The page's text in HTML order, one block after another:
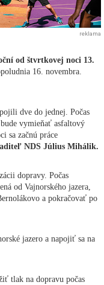
reklama
od štvrtkovej noci 13.
16. novembra.
dve do jednej. Počas
vymieňať asfaltový
sa začnú práce
NDS Július Mihálik.
dopravy. Počas
od Vajnorského jazera,
a pokračovať po
jazero a napojiť sa na
tlak na dopravu počas